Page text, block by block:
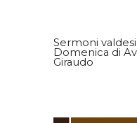
Sermoni
Domenica di
Giraudo